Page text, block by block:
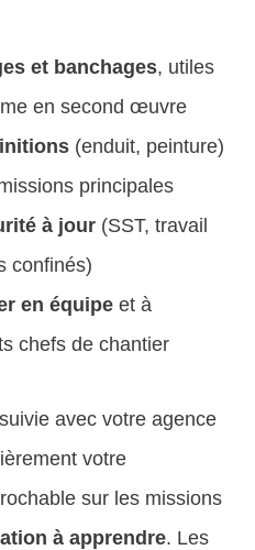
et banchages, utiles
en second œuvre
(enduit, peinture)
principales
à jour (SST, travail
confinés)
en équipe et à
chefs de chantier
avec votre agence
votre
sur les missions
à apprendre. Les